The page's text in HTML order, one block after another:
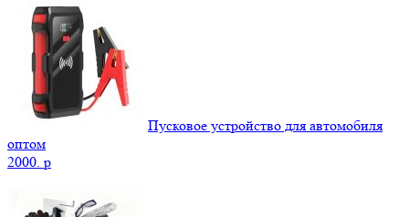
Пусковое устройство для автомобиля
оптом
2000. p